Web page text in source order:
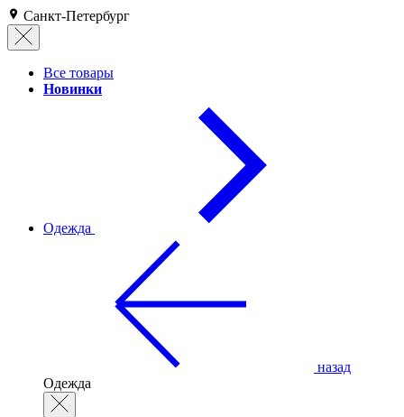
Санкт-Петербург
Все товары
Новинки
Одежда
назад
Одежда